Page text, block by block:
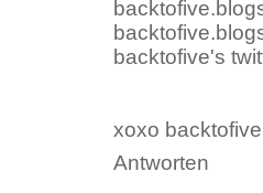
backtofive's
xoxo backtofive
Antworten